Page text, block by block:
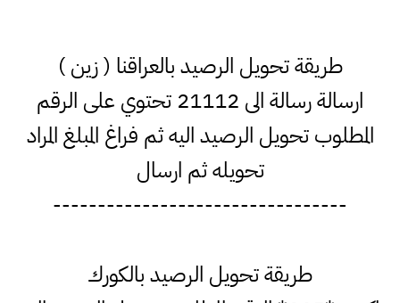
طريقة تحويل الرصيد بالعراقنا ( زين )
ارسالة رسالة الى 21112 تحتوي على الرقم
المطلوب تحويل الرصيد اليه ثم فراغ المبلغ المراد
تحويله ثم ارسال
---------------------------------
طريقة تحويل الرصيد بالكورك